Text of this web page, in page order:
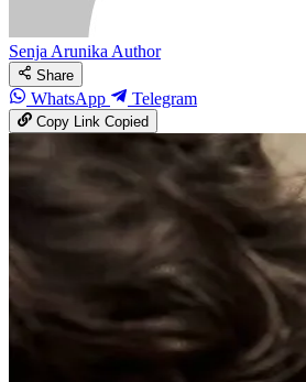
Senja ArunikaAuthor
Share
WhatsApp Telegram
Copy LinkCopied